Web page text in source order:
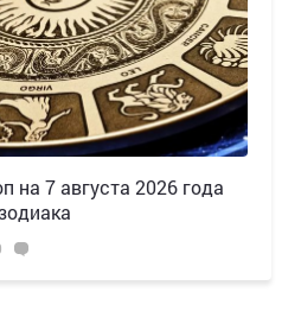
на 7 августа 2026 года